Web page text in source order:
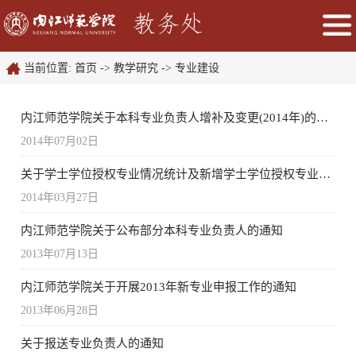
当前位置: 首页 -> 教学研究 -> 专业建设
内江师范学院关于本科专业负责人增补及变更(2014年)的通知
2014年07月02日
关于学士学位授权专业情况统计及新增学士学位授权专业审核工作的通知
2014年03月27日
内江师范学院关于公布部分本科专业负责人的通知
2013年07月13日
内江师范学院关于开展2013年新专业申报工作的通知
2013年06月28日
关于报送专业负责人的通知